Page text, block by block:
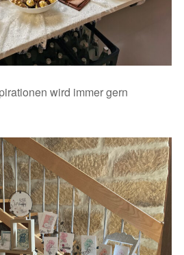
wird immer gern